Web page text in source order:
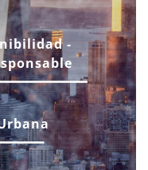
-